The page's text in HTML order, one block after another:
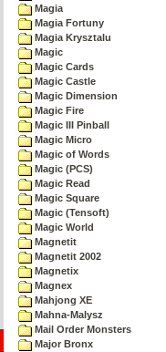
Magia
Magia Fortuny
Magia Krysztalu
Magic
Magic Cards
Magic Castle
Magic Dimension
Magic Fire
Magic III Pinball
Magic Micro
Magic of Words
Magic (PCS)
Magic Read
Magic Square
Magic (Tensoft)
Magic World
Magnetit
Magnetit 2002
Magnetix
Magnex
Mahjong XE
Mahna-Malysz
Mail Order Monsters
Major Bronx